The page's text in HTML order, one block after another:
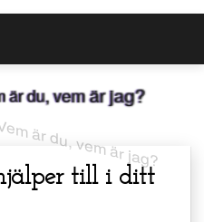
är du, vem är jag?
till i ditt